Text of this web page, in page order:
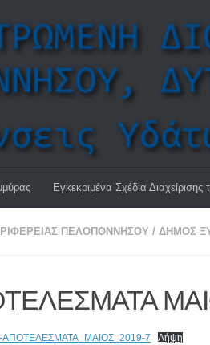
Εγκεκριμένα Σχέδια
ΠΕΛΟΠΟΝΝΉΣΟΥ / ΔΉΜΟΣ
ΑΠΟΤΕΛΕΣΜΑΤΑ_ΜΑΙΟΣ_2019-7 Λήψη